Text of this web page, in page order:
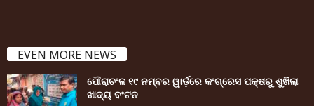
EVEN MORE NEWS
ପୌରାଚଂଳ ୧୯ ନମ୍ବର ୱାର୍ଡ଼ରେ କଂଗ୍ରେସ ପକ୍ଷରୁ ଶୁଖିଲା
ଖାଦ୍ୟ ବଂଟନ